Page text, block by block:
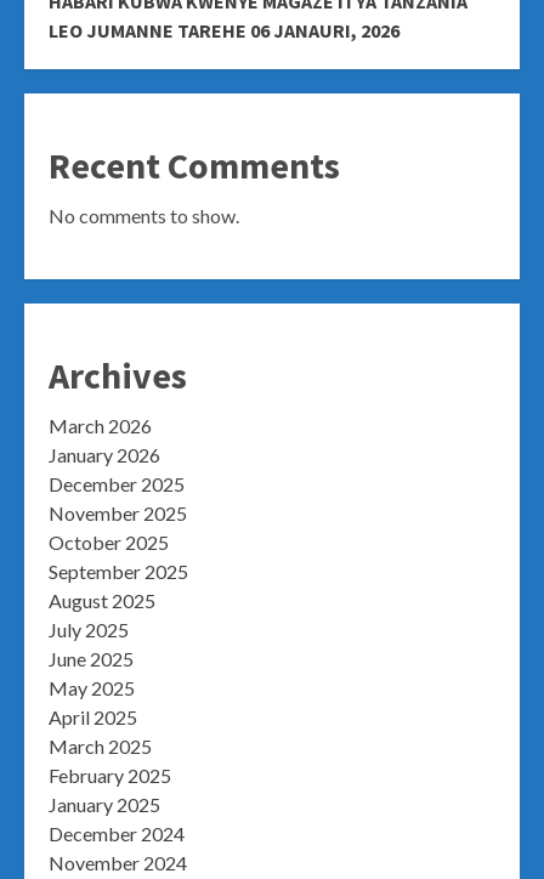
LEO JUMANNE TAREHE 06 JANAURI, 2026
Recent Comments
No comments to show.
Archives
March 2026
January 2026
December 2025
November 2025
October 2025
September 2025
August 2025
July 2025
June 2025
May 2025
April 2025
March 2025
February 2025
January 2025
December 2024
November 2024